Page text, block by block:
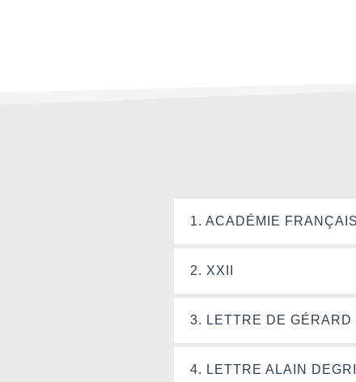
1. ACADÉMIE
2. XXII
3. LETTRE DE
4. LETTRE ALAIN